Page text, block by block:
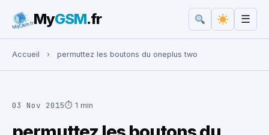
Rechercher :
MyGSM.fr ☰
Accueil › permuttez les boutons du oneplus two
03 Nov 2015⏱ 1 min